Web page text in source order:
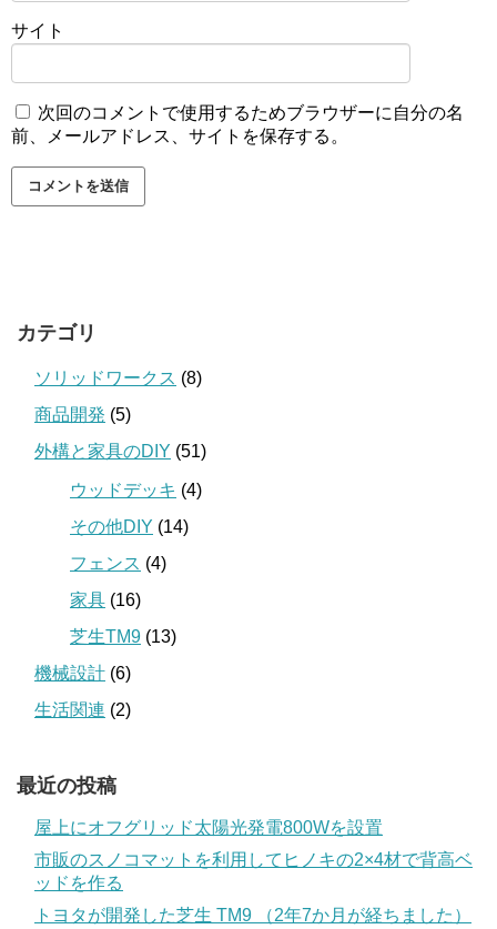
サイト
次回のコメントで使用するためブラウザーに自分の名
前、メールアドレス、サイトを保存する。
カテゴリ
ソリッドワークス (8)
商品開発 (5)
外構と家具のDIY (51)
ウッドデッキ (4)
その他DIY (14)
フェンス (4)
家具 (16)
芝生TM9 (13)
機械設計 (6)
生活関連 (2)
最近の投稿
屋上にオフグリッド太陽光発電800Wを設置
市販のスノコマットを利用してヒノキの2×4材で背高ベ
ッドを作る
トヨタが開発した芝生 TM9 （2年7か月が経ちました）